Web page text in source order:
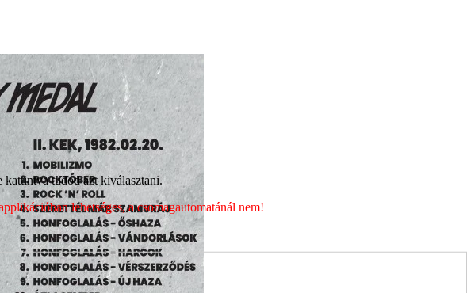
tudod azt kiválasztani.
lehetséges, a csomagautomatánál nem!